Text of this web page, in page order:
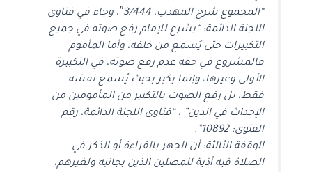
“المجموع شرح المهذب، 3/444″، وجاء في فتاوى
اللجنة الدائمة: “يشرع للإمام رفع صوته في جميع
التكبيرات حتى يُسمع من خلفه، وأما المأموم
فالمشروع في حقه عدم رفع صوته، في التكبيرة
الأولى وغيرها، وإنما يكبر بحيث يُسمع نفسَه
فقط، بل رفع الصوت بالتكبير من المأمومين من
الإحداث في الدين” ، “فتاوى اللجنة الدائمة، رقم
الفتوى: 10892”.
الوقفة الثالثة: أن الجهر بالقراءة أو الذكر في
الصلاة فيه أذية للمصلين الذين بجانبه ولغيرهم،